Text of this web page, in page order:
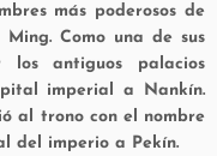
más poderosos de
Como una de sus
los antiguos palacios
imperial a Nankín.
al trono con el nombre
del imperio a Pekín.